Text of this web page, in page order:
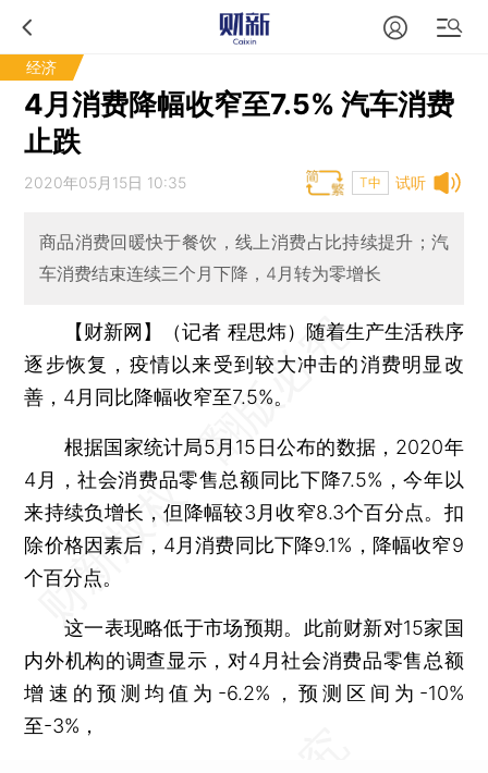
经济
4月消费降幅收窄至7.5% 汽车消费
止跌
试听
2020年05月15日 10:35 T中
商品消费回暖快于餐饮，线上消费占比持续提升；汽
车消费结束连续三个月下降，4月转为零增长
【财新网】（记者 程思炜） 随着生产生活秩序
逐步恢复，疫情以来受到较大冲击的消费明显改
善，4月同比降幅收窄至7.5%。
根据国家统计局5月15日公布的数据，2020年
4月，社会消费品零售总额同比下降7.5%，今年以
来持续负增长，但降幅较3月收窄8.3个百分点。扣
除价格因素后，4月消费同比下降9.1%，降幅收窄9
个百分点。
这一表现略低于市场预期。此前财新对15家国
内外机构的调查显示，对4月社会消费品零售总额
增速的预测均值为-6.2%，预测区间为-10%
至-3%，